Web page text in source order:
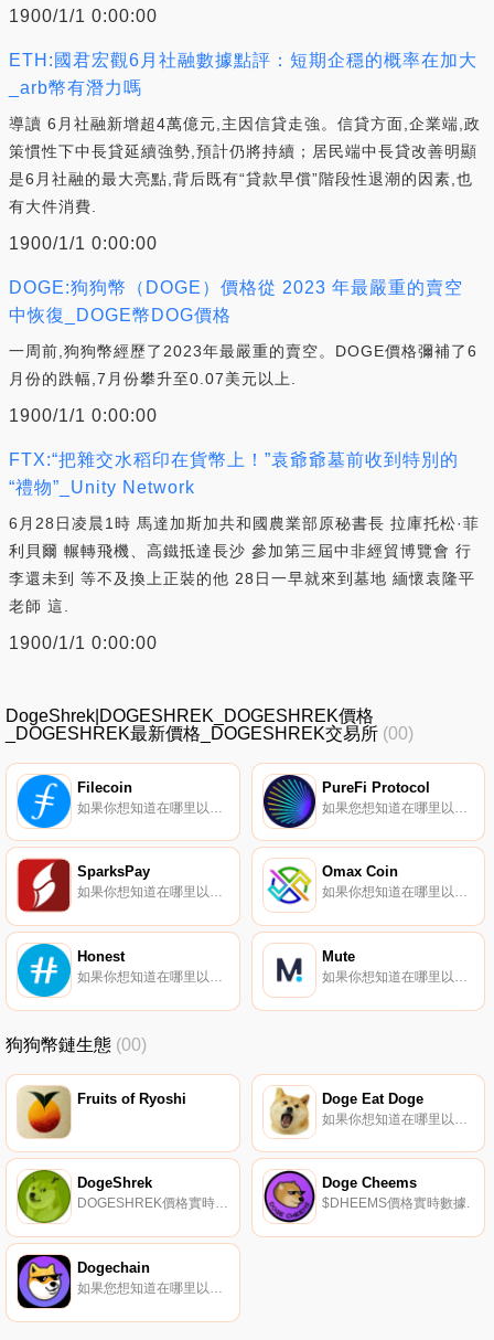
1900/1/1 0:00:00
ETH:國君宏觀6月社融數據點評：短期企穩的概率在加大
_arb幣有潛力嗎
導讀 6月社融新增超4萬億元,主因信貸走強。信貸方面,企業端,政
策慣性下中長貸延續強勢,預計仍將持續；居民端中長貸改善明顯
是6月社融的最大亮點,背后既有“貸款早償”階段性退潮的因素,也
有大件消費.
1900/1/1 0:00:00
DOGE:狗狗幣（DOGE）價格從 2023 年最嚴重的賣空
中恢復_DOGE幣DOG價格
一周前,狗狗幣經歷了2023年最嚴重的賣空。DOGE價格彌補了6
月份的跌幅,7月份攀升至0.07美元以上.
1900/1/1 0:00:00
FTX:“把雜交水稻印在貨幣上！”袁爺爺墓前收到特別的
“禮物”_Unity Network
6月28日凌晨1時 馬達加斯加共和國農業部原秘書長 拉庫托松·菲
利貝爾 輾轉飛機、高鐵抵達長沙 參加第三屆中非經貿博覽會 行
李還未到 等不及換上正裝的他 28日一早就來到墓地 緬懷袁隆平
老師 這.
1900/1/1 0:00:00
DogeShrek|DOGESHREK_DOGESHREK價格
_DOGESHREK最新價格_DOGESHREK交易所 (00)
Filecoin PureFi Protocol
SparksPay
如果你想知道在哪里以當前價格購買SparksPay,目前交易{SparksPay]股票的頂級加密貨幣交易所是SouthXchange。您可以在我們的加密貨幣交易所頁面上找到其他列表。SparksPay（SPK）是一種加密貨幣。用戶可以通過挖掘過程生成SPK.
Omax Coin
如果你想知道在哪里以當前價格購買Omax Coin,目前交易{Omax Coin]股票的頂級加密貨幣交易所是LBank、IndoEx、BitMart、XT.COM和BKEX。您可以在我們的加密貨幣交易所頁面上找到其他列表.
Honest
如果你想知道在哪里以當前價格購買Honest,目前交易{Honest]股票的頂級加密貨幣交易所是Indodax。您可以在我們的加密貨幣交易所頁面上找到其他列表。Honest（HNST）將自己描述為為加密即服務平臺｛HNSTnname｝Mining的實用令牌.
Mute
如果你想知道在哪里以當前價格購買Mute,目前交易{Mute]股票的頂級加密貨幣交易所是CoinW、Bitget、BingX、MEXC和Uniswap（V3）。您可以在我們的加密貨幣交易所頁面上找到其他列表。MUTE是Mute.io的代幣,這使得加密貨幣和DeFi交易更容易被大眾使用.
狗狗幣鏈生態 (00)
Fruits of Ryoshi Doge Eat Doge
DogeShrek
DOGESHREK價格實時數據.
Doge Cheems
$DHEEMS價格實時數據.
Dogechain
如果您想知道在哪里以當前價格購買Dogechain,目前交易｛DCnname｝股票的頂級加密貨幣交易所是DigiFinex、LBank、BitMart、KuCoin和Gate.io。您可以在我們的加密貨幣交易所頁面上找到其他交易所.